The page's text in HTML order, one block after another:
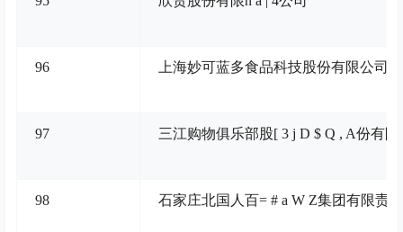
96 上海妙可蓝多食品科技股份有限公司
97 三江购物俱乐部股[ 3 j D $ Q , A份有限
98 石家庄北国人百= # a W Z集团有限责